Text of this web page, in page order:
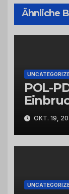
Ähnliche
POL-
OKT. 19,